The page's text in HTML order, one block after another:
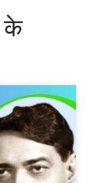
के